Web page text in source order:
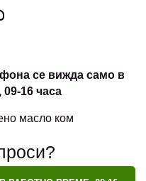
се вижда само в
16 часа